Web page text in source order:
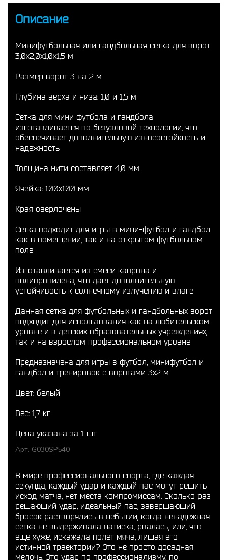
Описание
Минифутбольная или гандбольная сетка для ворот
3,0х2,0х1,0х1,5 м
Размер ворот 3 на 2 м
Глубина верха и низа: 1,0 и 1,5 м
Сетка для мини футбола и гандбола
изготавливается по безузловой технологии, что
обеспечивает дополнительную износостойкость и
надежность
Толщина нити составляет 4,0 мм
Ячейка: 100x100 мм
Края оверлочены
Сетка подходит для игры в мини-футбол и гандбол
как в помещении, так и на открытом футбольном
поле
Изготавливается из смеси капрона и
полипропилена, что дает дополнительную
устойчивость к солнечному излучению и влаге
Данная сетка для футбольных и гандбольных ворот
подходит для использования как на любительском
уровне и в детских образовательных учреждениях,
так и на взрослом профессиональном уровне
Предназначена для игры в футбол, минифутбол и
гандбол и тренировок с воротами 3x2 м
Цвет: белый
Вес: 1,7 кг
Цена указана за 1 шт
Арт. G030SP540
В мире профессионального спорта, где каждая
секунда, каждый удар и каждый пас могут решить
исход матча, нет места компромиссам. Сколько раз
решающий удар, идеальный пас, завершающий
бросок растворялись в небытии, когда ненадежная
сетка не выдерживала натиска, рвалась, или, что
еще хуже, искажала полет мяча, лишая его
истинной траектории? Это не просто досадная
мелочь. Это удар по профессионализму, по